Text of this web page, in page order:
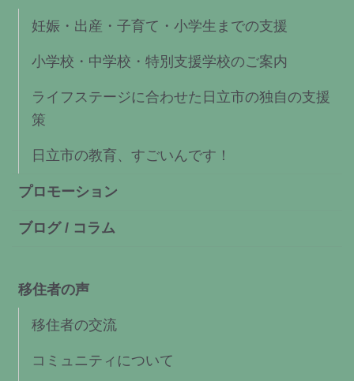
妊娠・出産・子育て・小学生までの支援
小学校・中学校・特別支援学校のご案内
ライフステージに合わせた日立市の独自の支援
策
日立市の教育、すごいんです！
プロモーション
ブログ / コラム
移住者の声
移住者の交流
コミュニティについて